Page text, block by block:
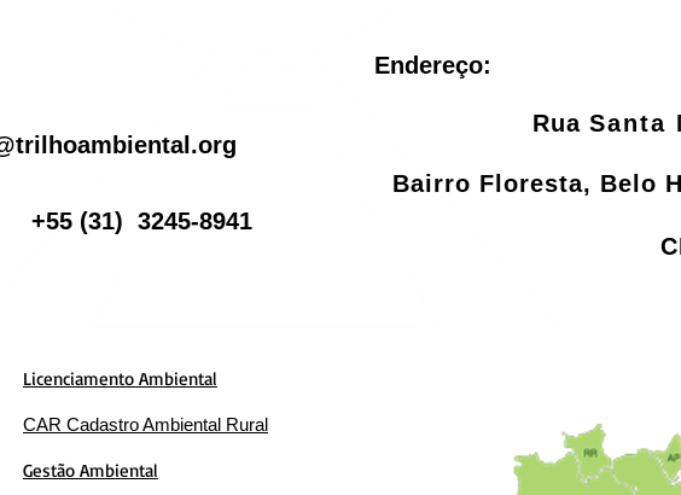
+55 (31) 3245-8941
Endereço:
RuaSanta
Bairro Floresta, Belo
Licenciamento Ambiental
CAR Cadastro Ambiental Rural
Gestão Ambiental